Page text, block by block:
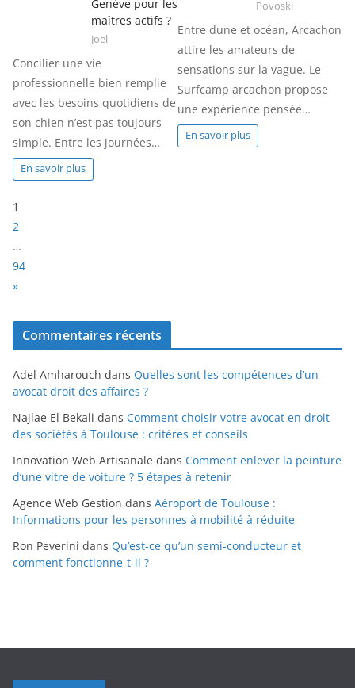
Genève pour les
maîtres actifs ?
Joel
Concilier une vie
professionnelle bien remplie
avec les besoins quotidiens de
son chien n’est pas toujours
simple. Entre les journées…
En savoir plus
Povoski
Entre dune et océan, Arcachon
attire les amateurs de
sensations sur la vague. Le
Surfcamp arcachon propose
une expérience pensée…
En savoir plus
P
a
e
:
1
2
…
94
N
x
»
Commentaires récents
Adel Amharouch dans Quelles sont les compétences d’un
avocat droit des affaires ?
Najlae El Bekali dans Comment choisir votre avocat en droit
des sociétés à Toulouse : critères et conseils
Innovation Web Artisanale dans Comment enlever la peinture
d’une vitre de voiture ? 5 étapes à retenir
Agence Web Gestion dans Aéroport de Toulouse :
Informations pour les personnes à mobilité à réduite
Ron Peverini dans Qu’est-ce qu’un semi-conducteur et
comment fonctionne-t-il ?